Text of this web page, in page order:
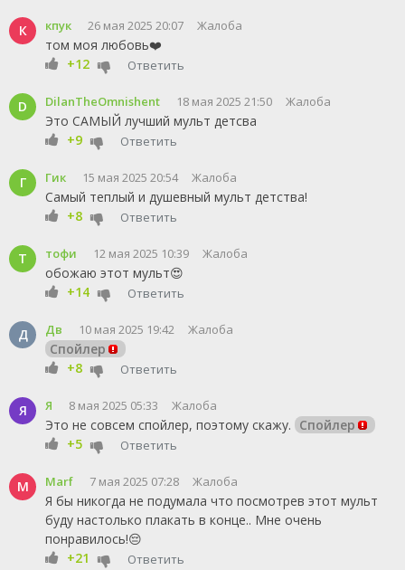
К кпук 26 мая 2025 20:07 Жалоба
том моя любовь❤️
+12
Ответить
D DilanTheOmnishent 18 мая 2025 21:50 Жалоба
Это САМЫЙ лучший мульт детсва
+9
Ответить
Г Гик 15 мая 2025 20:54 Жалоба
Самый теплый и душевный мульт детства!
+8
Ответить
Т тофи 12 мая 2025 10:39 Жалоба
обожаю этот мульт😍
+14
Ответить
Д Дв 10 мая 2025 19:42 Жалоба
Спойлер
+8
Ответить
Я Я 8 мая 2025 05:33 Жалоба
Это не совсем спойлер, поэтому скажу. Спойлер
+5
Ответить
M Marf 7 мая 2025 07:28 Жалоба
Я бы никогда не подумала что посмотрев этот мульт
буду настолько плакать в конце.. Мне очень
понравилось!😔
+21
Ответить